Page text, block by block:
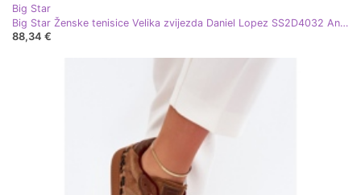
Big Star
Big Star Ženske tenisice Velika zvijezda Daniel Lopez SS2D4032 Animal Beige uzorak bež
88,34 €